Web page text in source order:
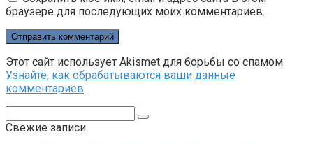
браузере для последующих моих комментариев.
Этот сайт использует Akismet для борьбы со спамом.
Узнайте, как обрабатываются ваши данные
комментариев.
Свежие записи